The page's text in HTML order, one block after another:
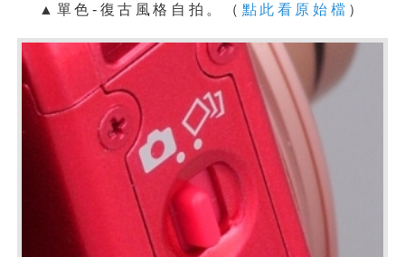
▲單色-復古風格自拍。 （ 點此看原始檔 ）